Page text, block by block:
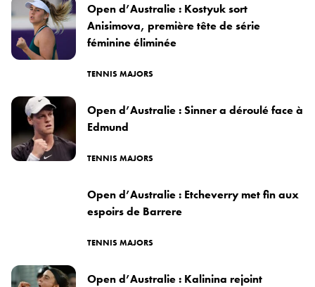
Open d’Australie : Kostyuk sort
Anisimova, première tête de série
féminine éliminée
TENNIS MAJORS
Open d’Australie : Sinner a déroulé face à
Edmund
TENNIS MAJORS
Open d’Australie : Etcheverry met fin aux
espoirs de Barrere
TENNIS MAJORS
Open d’Australie : Kalinina rejoint